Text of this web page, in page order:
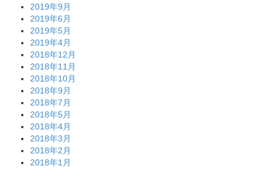
2019年9月
2019年6月
2019年5月
2019年4月
2018年12月
2018年11月
2018年10月
2018年9月
2018年7月
2018年5月
2018年4月
2018年3月
2018年2月
2018年1月